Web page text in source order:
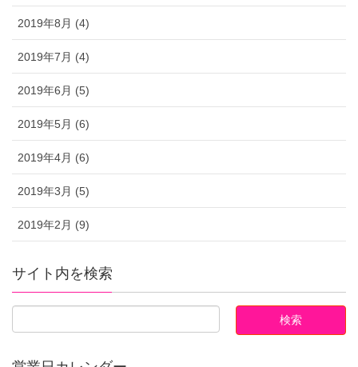
2019年8月 (4)
2019年7月 (4)
2019年6月 (5)
2019年5月 (6)
2019年4月 (6)
2019年3月 (5)
2019年2月 (9)
サイト内を検索